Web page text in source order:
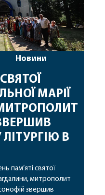
Новини
МАРІЇ
В
пам’яті святої
митрополит
звершив